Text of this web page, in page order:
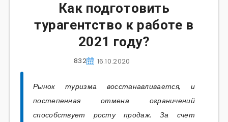
Как подготовить
турагентство к работе в
2021 году?
16.10.2020
832
Рынок туризма восстанавливается, и
постепенная отмена ограничений
способствует росту продаж. За счет